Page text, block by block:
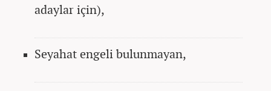
adaylar için),
Seyahat engeli bulunmayan,